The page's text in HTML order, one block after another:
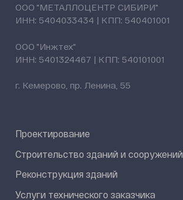
ООО "МЕТАЛЛОЦЕНТР СИБИРИ"
ИНН: 5404033434 | КПП: 540401001
ООО "Инжтех"
ИНН: 5401324467 | КПП: 540101001
г. Кемерово, пр. Ленина, 55
Проектирование
Строительство зданий и сооружений
Реконструкция зданий
Услуги технического заказчика